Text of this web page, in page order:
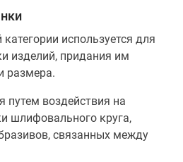
используется для
изделий, придания им
размера.
путем воздействия на
шлифовального круга,
связанных между